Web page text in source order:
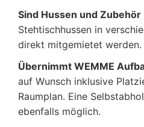
Sind Hussen und
Stehtischhussen in
direkt mitgemietet werden.
Übernimmt WEMME
auf Wunsch inklusive
Raumplan. Eine
ebenfalls möglich.